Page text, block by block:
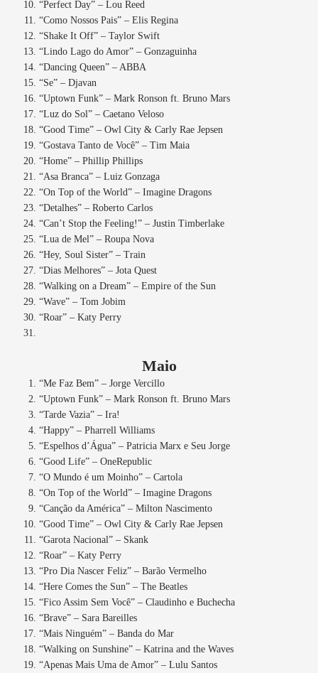
“Perfect Day” – Lou Reed
“Como Nossos Pais” – Elis Regina
“Shake It Off” – Taylor Swift
“Lindo Lago do Amor” – Gonzaguinha
“Dancing Queen” – ABBA
“Se” – Djavan
“Uptown Funk” – Mark Ronson ft. Bruno Mars
“Luz do Sol” – Caetano Veloso
“Good Time” – Owl City & Carly Rae Jepsen
“Gostava Tanto de Você” – Tim Maia
“Home” – Phillip Phillips
“Asa Branca” – Luiz Gonzaga
“On Top of the World” – Imagine Dragons
“Detalhes” – Roberto Carlos
“Can’t Stop the Feeling!” – Justin Timberlake
“Lua de Mel” – Roupa Nova
“Hey, Soul Sister” – Train
“Dias Melhores” – Jota Quest
“Walking on a Dream” – Empire of the Sun
“Wave” – Tom Jobim
“Roar” – Katy Perry
Maio
“Me Faz Bem” – Jorge Vercillo
“Uptown Funk” – Mark Ronson ft. Bruno Mars
“Tarde Vazia” – Ira!
“Happy” – Pharrell Williams
“Espelhos d’Água” – Patricia Marx e Seu Jorge
“Good Life” – OneRepublic
“O Mundo é um Moinho” – Cartola
“On Top of the World” – Imagine Dragons
“Canção da América” – Milton Nascimento
“Good Time” – Owl City & Carly Rae Jepsen
“Garota Nacional” – Skank
“Roar” – Katy Perry
“Pro Dia Nascer Feliz” – Barão Vermelho
“Here Comes the Sun” – The Beatles
“Fico Assim Sem Você” – Claudinho e Buchecha
“Brave” – Sara Bareilles
“Mais Ninguém” – Banda do Mar
“Walking on Sunshine” – Katrina and the Waves
“Apenas Mais Uma de Amor” – Lulu Santos